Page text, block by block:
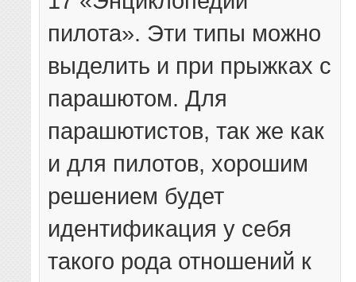
пилота». Эти типы можно
выделить и при прыжках с
парашютом. Для
парашютистов, так же как
и для пилотов, хорошим
решением будет
идентификация у себя
такого рода отношений к